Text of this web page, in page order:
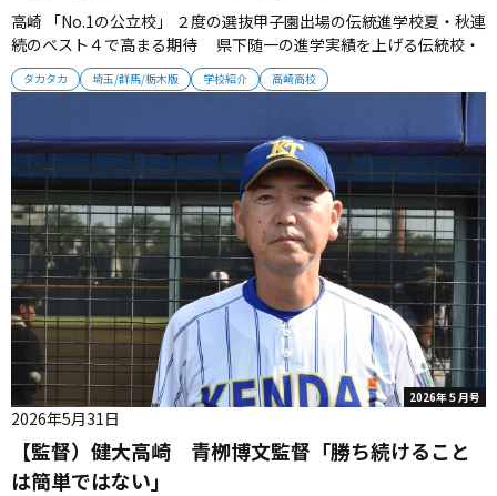
タカタカ 埼玉/群馬/栃木版 学校紹介 高崎高校
高崎 「No.1の公立校」 ２度の選抜甲子園出場の伝統進学校夏・秋連
続のベスト４で高まる期待 県下随一の進学実績を上げる伝統校・
高崎。OB指揮官が率いるチームは、2025年夏・秋連続でベスト４
へ進出するなど、再び地力を高めている。 ■昨春２回戦敗退が転機
2026年５月号
【監督）健大高崎 青栁博文監督「勝ち続けること
は簡単ではない」
2026年5月31日